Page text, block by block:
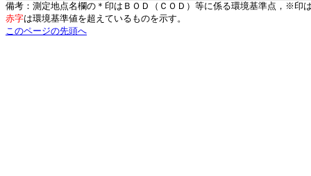
備考：測定地点名欄の＊印はＢＯＤ（ＣＯＤ）等に係る環境基準点，※印
赤字は環境基準値を超えているものを示す。
このページの先頭へ